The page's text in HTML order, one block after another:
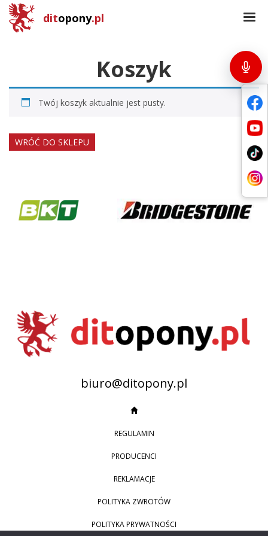
ditopony.pl
Koszyk
Twój koszyk aktualnie jest pusty.
WRÓĆ DO SKLEPU
biuro@ditopony.pl
REGULAMIN
PRODUCENCI
REKLAMACJE
POLITYKA ZWROTÓW
POLITYKA PRYWATNOŚCI